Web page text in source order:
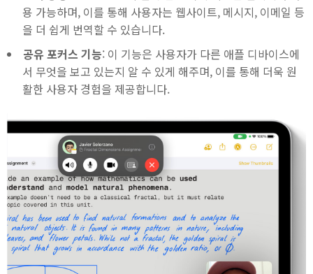
용 가능하며, 이를 통해 사용자는 웹사이트, 메시지, 이메일 등
을 더 쉽게 번역할 수 있습니다.
공유 포커스 기능: 이 기능은 사용자가 다른 애플 디바이스에
서 무엇을 보고 있는지 알 수 있게 해주며, 이를 통해 더욱 원
활한 사용자 경험을 제공합니다.